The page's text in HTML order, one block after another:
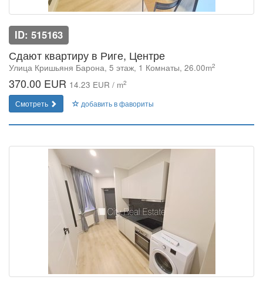
ID: 515163
Сдают квартиру в Риге, Центре
Улица Кришьяня Барона, 5 этаж, 1 Комнаты, 26.00m2
370.00 EUR 14.23 EUR / m2
Смотреть добавить в фавориты